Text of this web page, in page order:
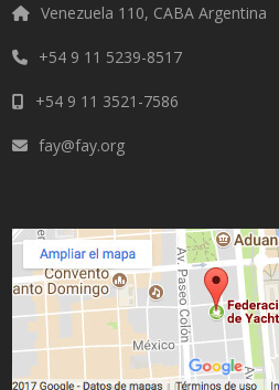
Venezuela 110, CABA Argentina
+54 9 11 5239-8517
+54 9 11 3521-7586
fay@fay.org